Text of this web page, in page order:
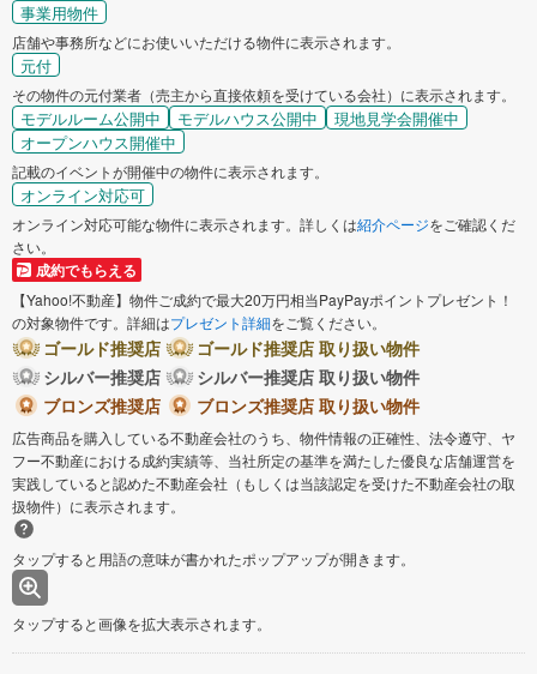
事業用物件
店舗や事務所などにお使いいただける物件に表示されます。
元付
その物件の元付業者（売主から直接依頼を受けている会社）に表示されます。
モデルルーム公開中 モデルハウス公開中
現地見学会開催中
オープンハウス開催中
記載のイベントが開催中の物件に表示されます。
オンライン対応可
オンライン対応可能な物件に表示されます。詳しくは紹介ページをご確認くだ
さい。
成約でもらえる
【Yahoo!不動産】物件ご成約で最大20万円相当PayPayポイントプレゼント！
の対象物件です。詳細はプレゼント詳細をご覧ください。
ゴールド推奨店
ゴールド推奨店 取り扱い物件
シルバー推奨店
シルバー推奨店 取り扱い物件
ブロンズ推奨店
ブロンズ推奨店 取り扱い物件
広告商品を購入している不動産会社のうち、物件情報の正確性、法令遵守、ヤ
フー不動産における成約実績等、当社所定の基準を満たした優良な店舗運営を
実践していると認めた不動産会社（もしくは当該認定を受けた不動産会社の取
扱物件）に表示されます。
タップすると用語の意味が書かれたポップアップが開きます。
タップすると画像を拡大表示されます。